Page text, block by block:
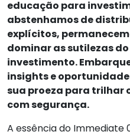
educação para
abstenhamos de
explícitos,
dominar as sutilezas
investimento.
insights e
sua proeza para trilhar
com segurança.
A essência do Immediate